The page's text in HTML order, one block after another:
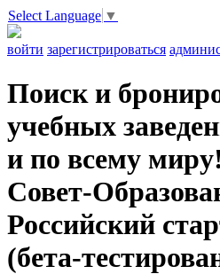
Select Language ▼
войти зарегистрироваться
Поиск и
учебных
и по всему миру!
Совет-
Российский
(бета-